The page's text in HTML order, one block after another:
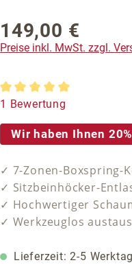
Regulärer Preis:
149,00 €
Preise inkl. MwSt. zzgl.
Durchschnittliche
1 Bewertung
Wir haben Ihnen
✓ 7-Zonen-Boxspring-
✓ Sitzbeinhöcker-
✓ Hochwertiger
✓ Werkzeuglos
Lieferzeit: 2-5